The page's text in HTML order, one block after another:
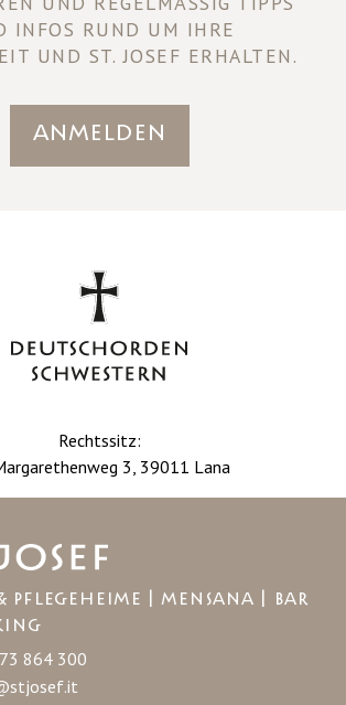
RUND UM IHRE
UND ST. JOSEF ERHALTEN.
Anmelden
Rechtssitz:
3, 39011 Lana
PFLEGEHEIME | MENSANA | BAR
864 300